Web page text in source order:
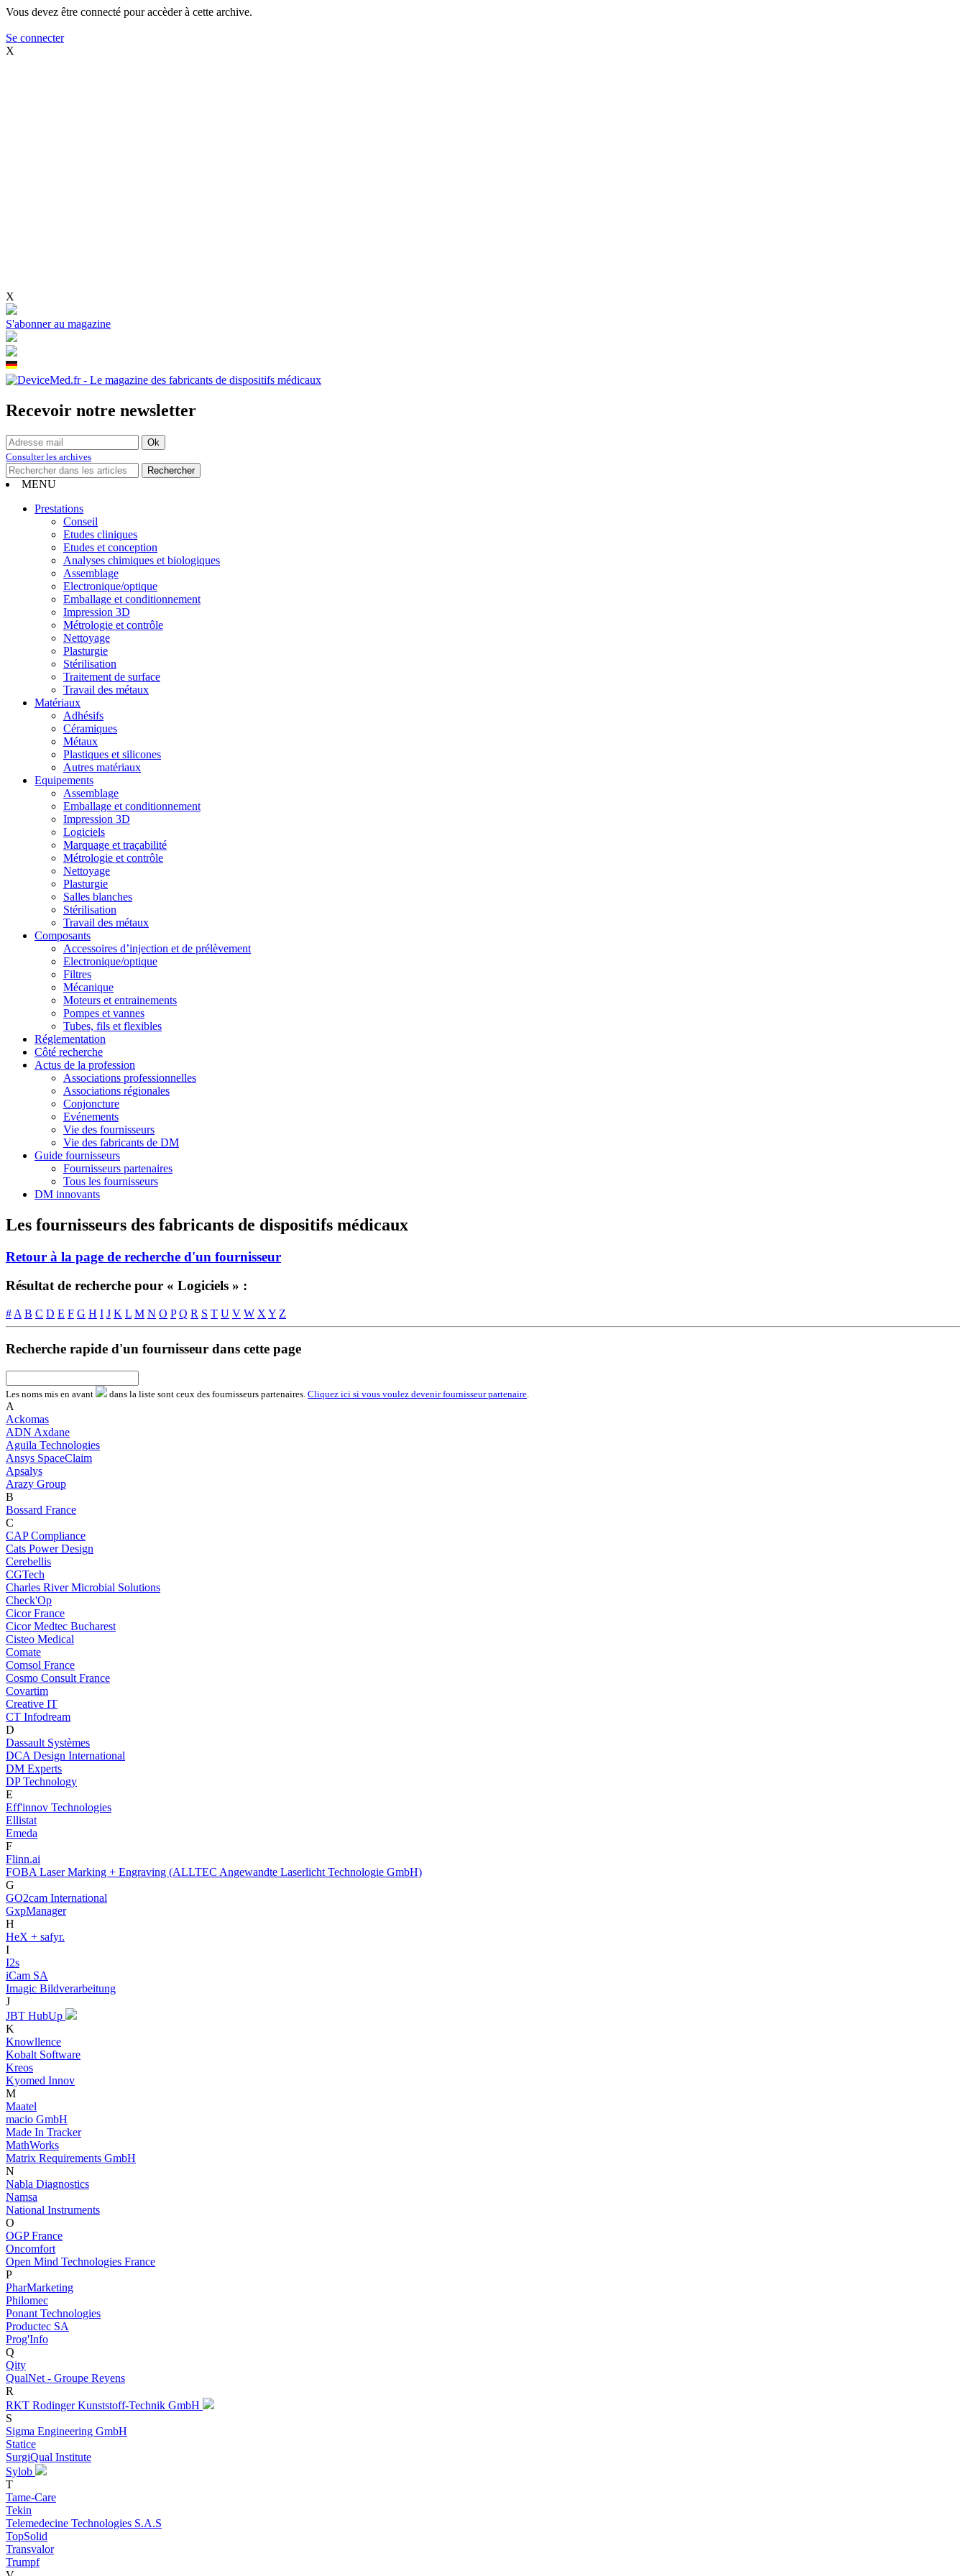
Vous devez être connecté pour accèder à cette archive.
Se connecter
X
X
S'abonner au magazine
Recevoir notre newsletter
Consulter les archives
MENU
Prestations
Conseil
Etudes cliniques
Etudes et conception
Analyses chimiques et biologiques
Assemblage
Electronique/optique
Emballage et conditionnement
Impression 3D
Métrologie et contrôle
Nettoyage
Plasturgie
Stérilisation
Traitement de surface
Travail des métaux
Matériaux
Adhésifs
Céramiques
Métaux
Plastiques et silicones
Autres matériaux
Equipements
Assemblage
Emballage et conditionnement
Impression 3D
Logiciels
Marquage et traçabilité
Métrologie et contrôle
Nettoyage
Plasturgie
Salles blanches
Stérilisation
Travail des métaux
Composants
Accessoires d’injection et de prélèvement
Electronique/optique
Filtres
Mécanique
Moteurs et entrainements
Pompes et vannes
Tubes, fils et flexibles
Réglementation
Côté recherche
Actus de la profession
Associations professionnelles
Associations régionales
Conjoncture
Evénements
Vie des fournisseurs
Vie des fabricants de DM
Guide fournisseurs
Fournisseurs partenaires
Tous les fournisseurs
DM innovants
Les fournisseurs des fabricants de dispositifs médicaux
Retour à la page de recherche d'un fournisseur
Résultat de recherche pour « Logiciels » :
# A B C D E F G H I J K L M N O P Q R S T U V W X Y Z
Recherche rapide d'un fournisseur dans cette page
Les noms mis en avant dans la liste sont ceux des fournisseurs partenaires. Cliquez ici si vous voulez devenir fournisseur partenaire
A
Ackomas
ADN Axdane
Aguila Technologies
Ansys SpaceClaim
Apsalys
Arazy Group
B
Bossard France
C
CAP Compliance
Cats Power Design
Cerebellis
CGTech
Charles River Microbial Solutions
Check'Op
Cicor France
Cicor Medtec Bucharest
Cisteo Medical
Comate
Comsol France
Cosmo Consult France
Covartim
Creative IT
CT Infodream
D
Dassault Systèmes
DCA Design International
DM Experts
DP Technology
E
Eff'innov Technologies
Ellistat
Emeda
F
Flinn.ai
FOBA Laser Marking + Engraving (ALLTEC Angewandte Laserlicht Technologie GmbH)
G
GO2cam International
GxpManager
H
HeX + safyr.
I
I2s
iCam SA
Imagic Bildverarbeitung
J
JBT HubUp
K
Knowllence
Kobalt Software
Kreos
Kyomed Innov
M
Maatel
macio GmbH
Made In Tracker
MathWorks
Matrix Requirements GmbH
N
Nabla Diagnostics
Namsa
National Instruments
O
OGP France
Oncomfort
Open Mind Technologies France
P
PharMarketing
Philomec
Ponant Technologies
Productec SA
Prog'Info
Q
Qity
QualNet - Groupe Reyens
R
RKT Rodinger Kunststoff-Technik GmbH
S
Sigma Engineering GmbH
Statice
SurgiQual Institute
Sylob
T
Tame-Care
Tekin
Telemedecine Technologies S.A.S
TopSolid
Transvalor
Trumpf